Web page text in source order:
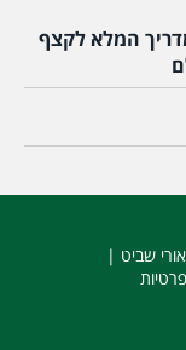
המלא לקצף
שביט |